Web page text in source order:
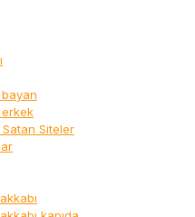
erkek
Satan Siteler